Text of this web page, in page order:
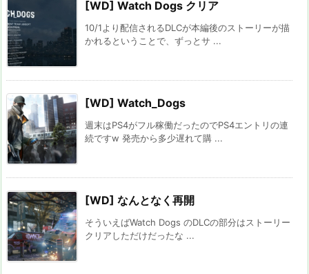
[WD] Watch Dogs クリア
10/1より配信されるDLCが本編後のストーリーが描
かれるということで、ずっとサ ...
[WD] Watch_Dogs
週末はPS4がフル稼働だったのでPS4エントリの連
続ですw 発売から多少遅れて購 ...
[WD] なんとなく再開
そういえばWatch Dogs のDLCの部分はストーリー
クリアしただけだったな ...